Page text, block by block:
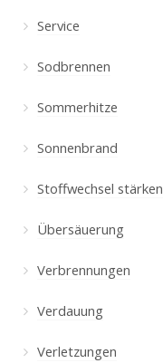
Service
Sodbrennen
Sommerhitze
Sonnenbrand
Stoffwechsel stärken
Übersäuerung
Verbrennungen
Verdauung
Verletzungen